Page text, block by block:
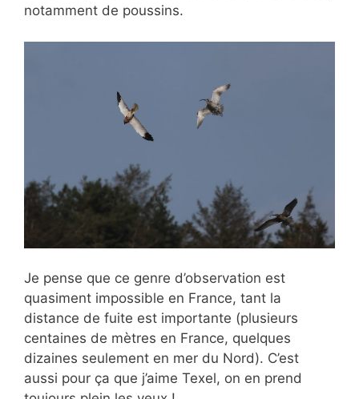
notamment de poussins.
Je pense que ce genre d’observation est
quasiment impossible en France, tant la
distance de fuite est importante (plusieurs
centaines de mètres en France, quelques
dizaines seulement en mer du Nord). C’est
aussi pour ça que j’aime Texel, on en prend